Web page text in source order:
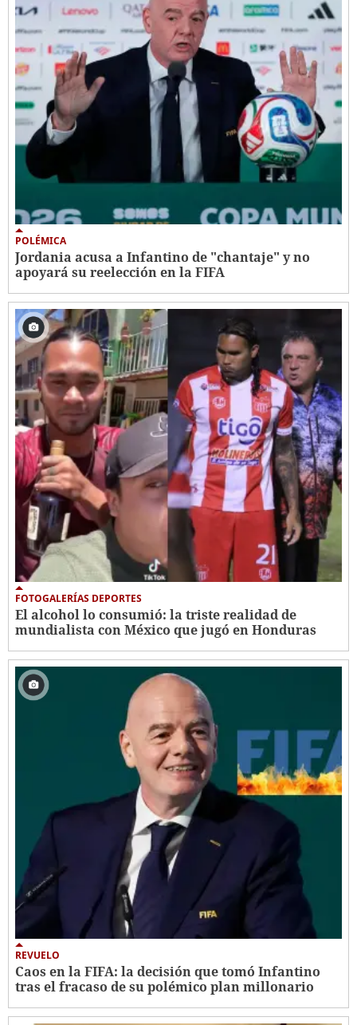
POLÉMICA
Jordania acusa a Infantino de "chantaje" y no
apoyará su reelección en la FIFA
FOTOGALERÍAS DEPORTES
El alcohol lo consumió: la triste realidad de
mundialista con México que jugó en Honduras
REVUELO
Caos en la FIFA: la decisión que tomó Infantino
tras el fracaso de su polémico plan millonario